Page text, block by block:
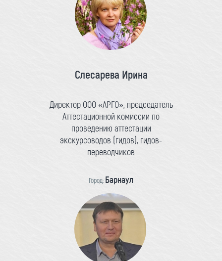
Слесарева Ирина
Директор ООО «АРГО», председатель
Аттестационной комиссии по
проведению аттестации
экскурсоводов (гидов), гидов-
переводчиков
Город: Барнаул